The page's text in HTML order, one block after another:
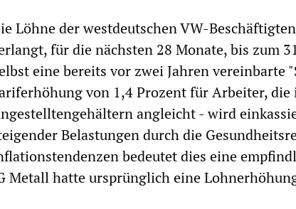
Löhne der westdeutschen VW-
für die nächsten 28 Monate, bis zum
eine bereits vor zwei Jahren vereinbarte
von 1,4 Prozent für Arbeiter, die
angleicht - wird
Belastungen durch die
bedeutet dies eine
Metall hatte ursprünglich eine